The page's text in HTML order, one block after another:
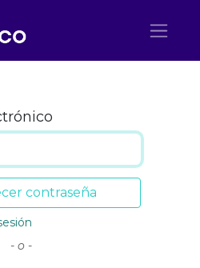
contraseña
- o -